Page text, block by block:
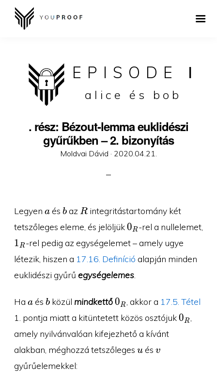
EPISODE I
alice és bob
. rész: Bézout-lemma euklidészi
gyűrűkben – 2. bizonyítás
Moldvai Dávid · Posted
2020.04.21.
Legyen a
aés b
baz R
Rintegritástartomány két
tetszőleges eleme, és jelöljük0_R
0R -rel a nullelemet,
1_R
1R -rel pedig az egységelemet – amely ugye
létezik, hiszen a 17.16. Definíció alapján minden
euklidészi gyűrű egységelemes.
Ha a
aés b
bközül mindkettő0_R
0 R, akkor a 17.5. Tétel
1. pontja miatt a kitüntetett közös osztójuk0_R
0 R,
amely nyilvánvalóan kifejezhető a kívánt
alakban, méghozzá tetszőleges u
ués v
v
gyűrűelemekkel: